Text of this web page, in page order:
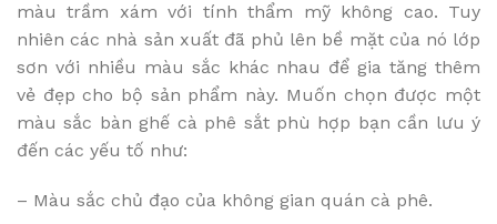
màu trầm xám với tính thẩm mỹ không cao. Tuy
nhiên các nhà sản xuất đã phủ lên bề mặt của nó lớp
sơn với nhiều màu sắc khác nhau để gia tăng thêm
vẻ đẹp cho bộ sản phẩm này. Muốn chọn được một
màu sắc bàn ghế cà phê sắt phù hợp bạn cần lưu ý
đến các yếu tố như:
– Màu sắc chủ đạo của không gian quán cà phê.